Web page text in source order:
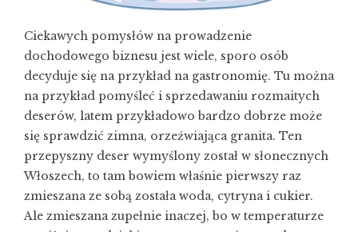
Ciekawych pomysłów na prowadzenie
dochodowego biznesu jest wiele, sporo osób
decyduje się na przykład na gastronomię. Tu można
na przykład pomyśleć i sprzedawaniu rozmaitych
deserów, latem przykładowo bardzo dobrze może
się sprawdzić zimna, orzeźwiająca granita. Ten
przepyszny deser wymyślony został w słonecznych
Włoszech, to tam bowiem właśnie pierwszy raz
zmieszana ze sobą została woda, cytryna i cukier.
Ale zmieszana zupełnie inaczej, bo w temperaturze